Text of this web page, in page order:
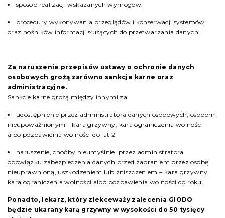
sposób realizacji wskazanych wymogów,
procedury wykonywania przeglądów i konserwacji systemów
oraz nośników informacji służących do przetwarzania danych.
Za naruszenie przepisów ustawy o ochronie danych
osobowych grożą zarówno sankcje karne oraz
administracyjne.
Sankcje karne grożą między innymi za:
udostępnienie przez administratora danych osobowych, osobom
nieupoważnionym – kara grzywny, kara ograniczenia wolności
albo pozbawienia wolności do lat 2.
naruszenie, choćby nieumyślnie, przez administratora
obowiązku zabezpieczenia danych przed zabraniem przez osobę
nieuprawnioną, uszkodzeniem lub zniszczeniem – kara grzywny,
kara ograniczenia wolności albo pozbawienia wolności do roku.
Ponadto, lekarz, który zlekceważy zalecenia GIODO
będzie ukarany karą grzywny w wysokości do 50 tysięcy